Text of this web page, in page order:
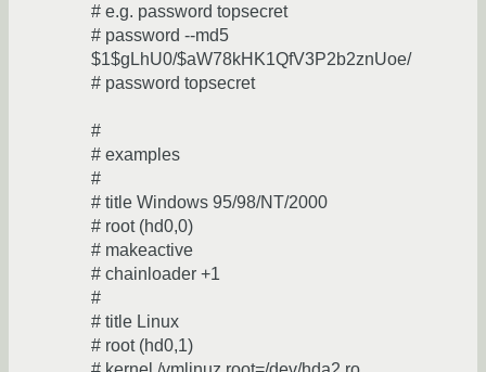
# e.g. password topsecret
# password --md5
$1$gLhU0/$aW78kHK1QfV3P2b2znUoe/
# password topsecret
#
# examples
#
# title Windows 95/98/NT/2000
# root (hd0,0)
# makeactive
# chainloader +1
#
# title Linux
# root (hd0,1)